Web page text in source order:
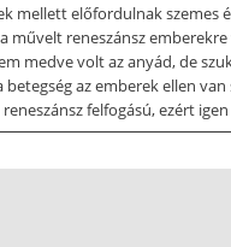
előfordulnak szemes
művelt reneszánsz
medve volt az anyád, de
az emberek ellen
felfogású, ezért